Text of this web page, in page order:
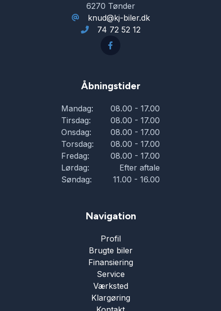
6270 Tønder
knud@kj-biler.dk
74 72 52 12
Åbningstider
Mandag:
08.00 - 17.00
Tirsdag:
08.00 - 17.00
Onsdag:
08.00 - 17.00
Torsdag:
08.00 - 17.00
Fredag:
08.00 - 17.00
Lørdag:
Efter aftale
Søndag:
11.00 - 16.00
Navigation
Profil
Brugte biler
Finansiering
Service
Værksted
Klargøring